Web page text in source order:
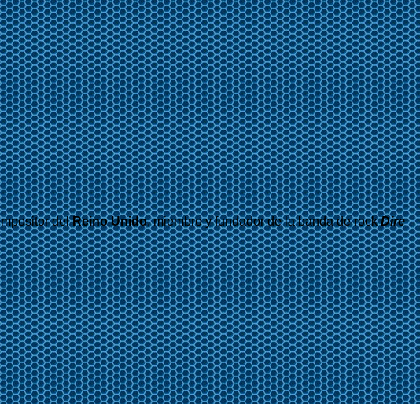
delReino Unido, miembro y fundador de la banda de rockDire